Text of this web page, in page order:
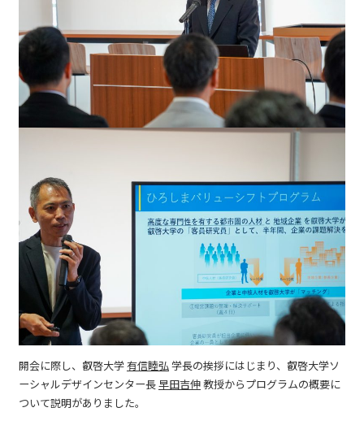
開会に際し、叡啓大学有信睦弘学長の挨拶にはじまり、叡啓大学ソ
ーシャルデザインセンター長早田吉伸教授からプログラムの概要に
ついて説明がありました。